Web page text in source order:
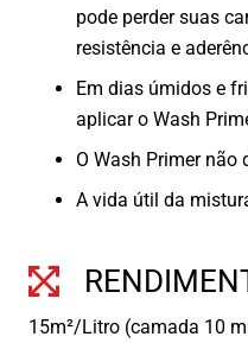
pode perder suas
resistência e
Em dias úmidos e
aplicar o Wash
O Wash Primer não
A vida útil da
15m²/Litro (camada 10